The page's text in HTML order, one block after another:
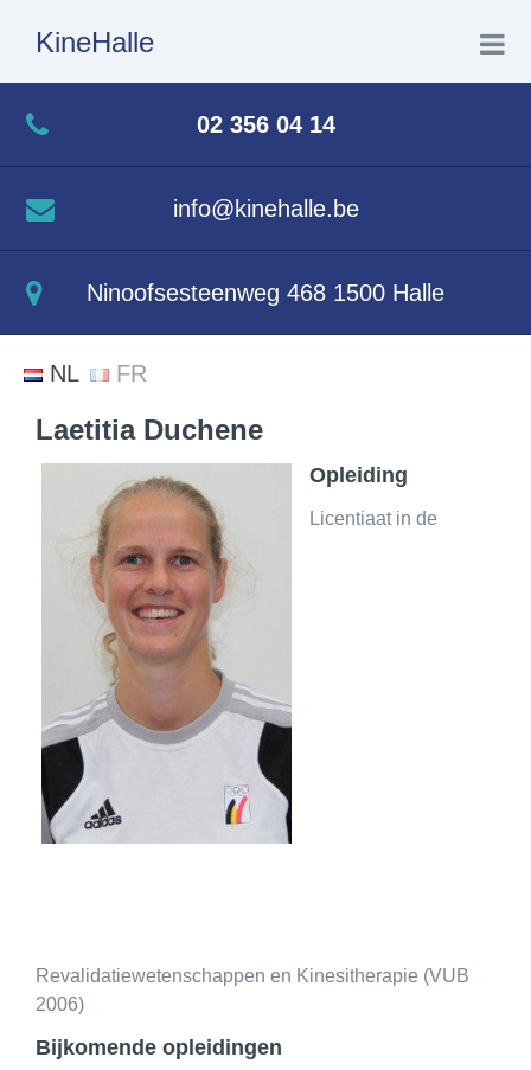
KineHalle
Home
Wat doe ik
02 356 04 14
info@kinehalle.be
Ninoofsesteenweg 468 1500 Halle
NL FR
Laetitia Duchene
Opleiding
Licentiaat in de
Revalidatiewetenschappen en Kinesitherapie (VUB
2006)
Bijkomende opleidingen